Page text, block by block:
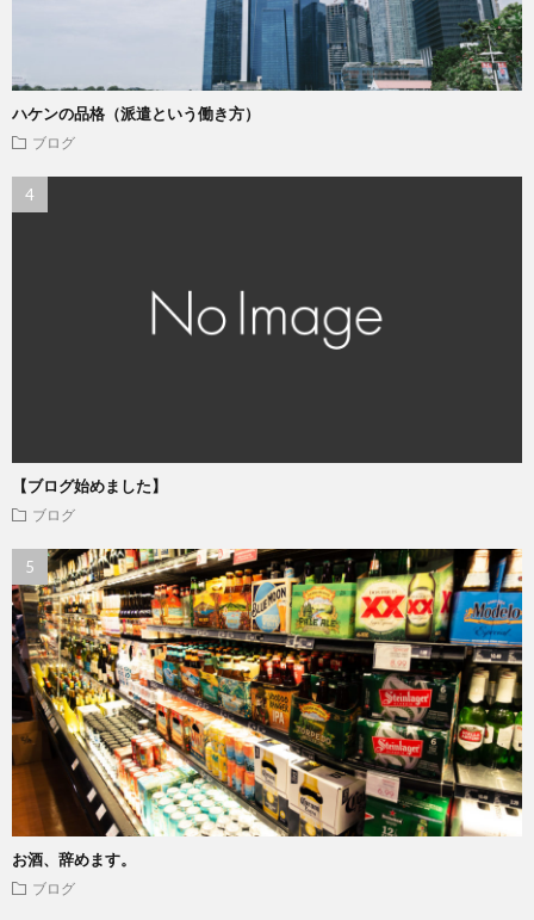
ハケンの品格（派遣という働き方）
ブログ
【ブログ始めました】
ブログ
お酒、辞めます。
ブログ